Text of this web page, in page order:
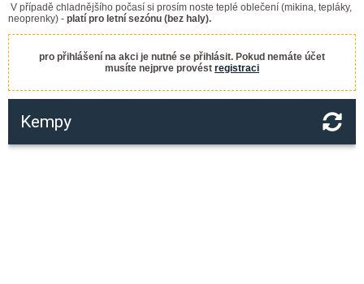
V případě chladnějšího počasí si prosím noste teplé oblečení (mikina, tepláky,
neoprenky) - platí pro letní sezónu (bez haly).
pro přihlášení na akci je nutné se přihlásit. Pokud nemáte účet
musíte nejprve provést registraci